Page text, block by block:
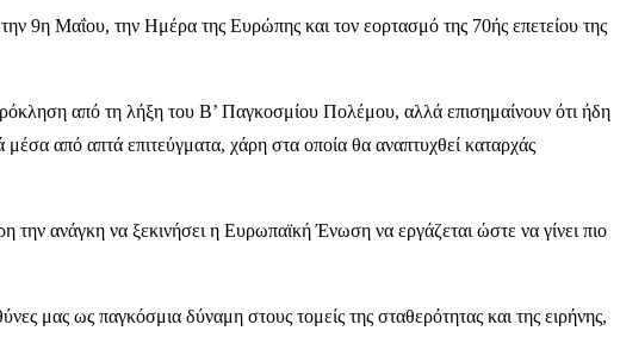
9η Μαΐου, την Ημέρα της Ευρώπης και τον εορτασμό της 70ής επετείου της
από τη λήξη του Β’ Παγκοσμίου Πολέμου, αλλά επισημαίνουν ότι ήδη
από απτά επιτεύγματα, χάρη στα οποία θα αναπτυχθεί καταρχάς
την ανάγκη να ξεκινήσει η Ευρωπαϊκή Ένωση να εργάζεται ώστε να γίνει πιο
μας ως παγκόσμια δύναμη στους τομείς της σταθερότητας και της ειρήνης,